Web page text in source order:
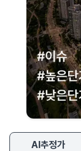
AI추정가